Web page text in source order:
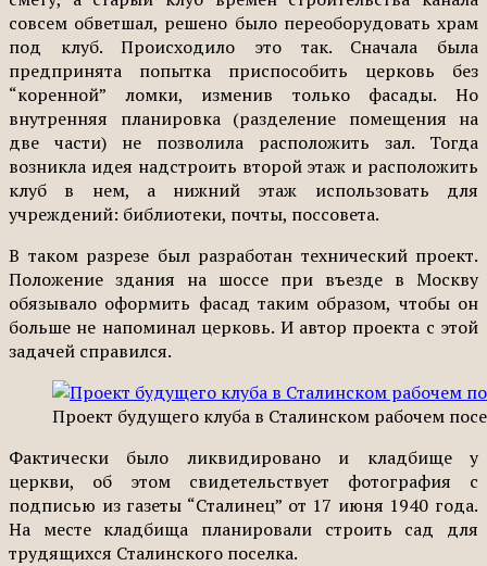
совсем обветшал, решено было переоборудовать храм
под клуб. Происходило это так. Сначала была
предпринята попытка приспособить церковь без
“коренной” ломки, изменив только фасады. Но
внутренняя планировка (разделение помещения на
две части) не позволила расположить зал. Тогда
возникла идея надстроить второй этаж и расположить
клуб в нем, а нижний этаж использовать для
учреждений: библиотеки, почты, поссовета.
В таком разрезе был разработан технический проект.
Положение здания на шоссе при въезде в Москву
обязывало оформить фасад таким образом, чтобы он
больше не напоминал церковь. И автор проекта с этой
задачей справился.
Проект будущего клуба в Сталинском рабочем
Фактически было ликвидировано и кладбище у
церкви, об этом свидетельствует фотография с
подписью из газеты “Сталинец” от 17 июня 1940 года.
На месте кладбища планировали строить сад для
трудящихся Сталинского поселка.